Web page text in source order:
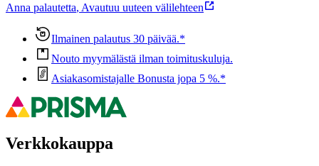
Anna palautetta, Avautuu uuteen välilehteen
Ilmainen palautus 30 päivää.*
Nouto myymälästä ilman toimituskuluja.
Asiakasomistajalle Bonusta jopa 5 %.*
Verkkokauppa